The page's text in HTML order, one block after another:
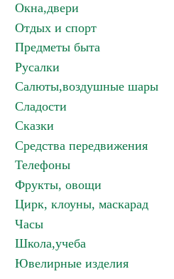
Окна,двери
Отдых и спорт
Предметы быта
Русалки
Салюты,воздушные шары
Сладости
Сказки
Средства передвижения
Телефоны
Фрукты, овощи
Цирк, клоуны, маскарад
Часы
Школа,учеба
Ювелирные изделия